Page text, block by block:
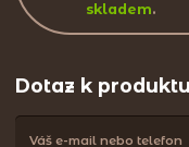
skladem.
Dotaz k produktu